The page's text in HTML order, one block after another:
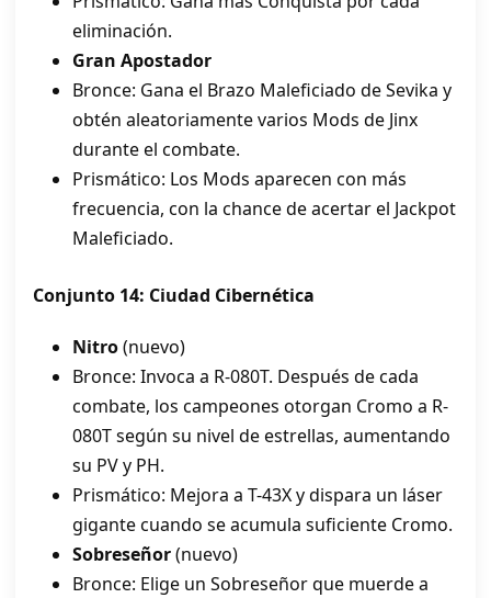
eliminación.
Gran Apostador
Bronce: Gana el Brazo Maleficiado de Sevika y
obtén aleatoriamente varios Mods de Jinx
durante el combate.
Prismático: Los Mods aparecen con más
frecuencia, con la chance de acertar el Jackpot
Maleficiado.
Conjunto 14: Ciudad Cibernética
Nitro(nuevo)
Bronce: Invoca a R-080T. Después de cada
combate, los campeones otorgan Cromo a R-
080T según su nivel de estrellas, aumentando
su PV y PH.
Prismático: Mejora a T-43X y dispara un láser
gigante cuando se acumula suficiente Cromo.
Sobreseñor(nuevo)
Bronce: Elige un Sobreseñor que muerde a